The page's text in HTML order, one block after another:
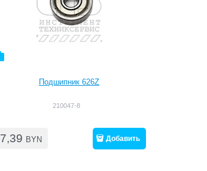
Подшипник 626Z
210047-8
7,39 BYN Добавить